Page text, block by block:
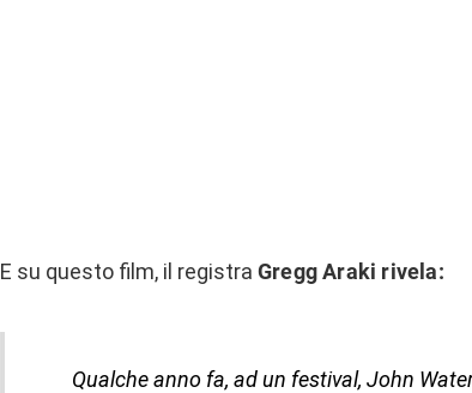
E su questo film, il registra Gregg Araki rivela:
Qualche anno fa, ad un festival, John